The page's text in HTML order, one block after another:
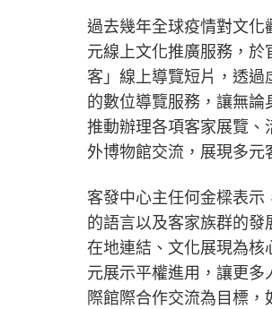
過去幾年全球疫情對文
元線上文化推廣服務，
客」線上導覽短片，透
的數位導覽服務，讓無
推動辦理各項客家展覽
外博物館交流，展現多元
客發中心主任何金樑表
的語言以及客家族群的
在地連結、文化展現為
元展示平權進用，讓更
際館際合作交流為目標